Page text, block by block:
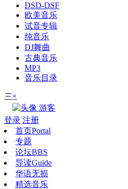
DSD-DSF
欧美音乐
试音专辑
纯音乐
DJ舞曲
古典音乐
MP3
音乐目录
三×
游客
登录 注册
首页Portal
专题
论坛BBS
导读Guide
华语无损
精选音乐